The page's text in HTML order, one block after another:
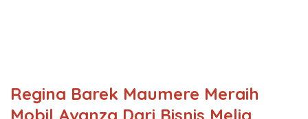
Regina Barek Maumere Meraih